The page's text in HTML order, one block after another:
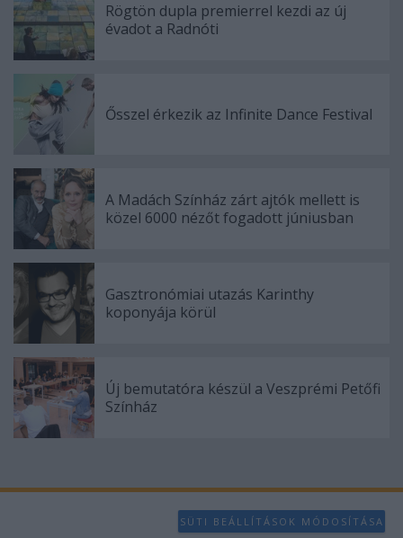
Rögtön dupla premierrel kezdi az új
évadot a Radnóti
Ősszel érkezik az Infinite Dance Festival
A Madách Színház zárt ajtók mellett is
közel 6000 nézőt fogadott júniusban
Gasztronómiai utazás Karinthy
koponyája körül
Új bemutatóra készül a Veszprémi Petőfi
Színház
SÜTI BEÁLLÍTÁSOK MÓDOSÍTÁSA